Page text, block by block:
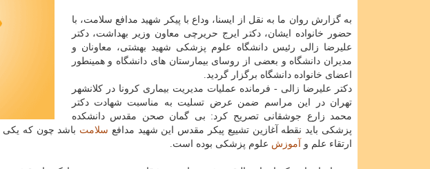
به گزارش روان ما به نقل از ایسنا، وداع با پیکر شهید مدافع سلامت، با
حضور خانواده ایشان، دکتر ایرج حریرچی معاون وزیر بهداشت، دکتر
علیرضا زالی رئیس دانشگاه علوم پزشکی شهید بهشتی، معاونان و
مدیران دانشگاه و بعضی از روسای بیمارستان های دانشگاه و همینطور
اعضای خانواده دانشگاه برگزار گردید.
دکتر علیرضا زالی - فرمانده عملیات مدیریت بیماری کرونا در کلانشهر
تهران در این مراسم ضمن عرض تسلیت به مناسبت شهادت دکتر
محمد زارع جوشقانی تصریح کرد: بی گمان صحن مقدس دانشکده
پزشکی باید نقطه آغازین تشییع پیکر مقدس این شهید مدافع سلامت باشد چون که یکی
ارتقاء علم و
آموزش علوم پزشکی بوده است.